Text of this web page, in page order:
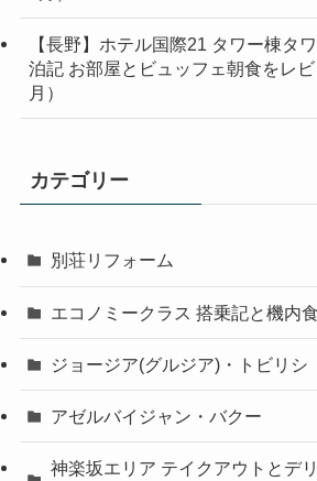
【長野】ホテル国際21 タワー棟タ
泊記 お部屋とビュッフェ朝食をレ
月）
カテゴリー
別荘リフォーム
エコノミークラス 搭乗記と機内食
ジョージア(グルジア)・トビリシ
アゼルバイジャン・バクー
神楽坂エリア テイクアウトとデ